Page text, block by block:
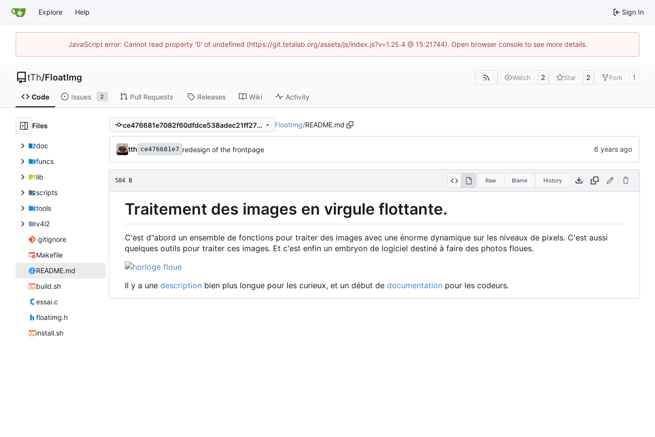
Explore Help Sign In
JavaScript error: Cannot read property '0' of undefined (https://git.tetalab.org/assets/js/index.js?v=1.25.4 @ 15:21744). Open browser console to see more details.
tTh/FloatImg Watch 2 Star 2 Fork 1
Code Issues 2 Pull Requests Releases Wiki Activity
Files
doc
funcs
lib
scripts
tools
v4l2
.gitignore
Makefile
README.md
build.sh
essai.c
floatimg.h
install.sh
ce476681e7082f60dfdce538adec21ff276f4d05 FloatImg/README.md
tth ce476681e7 redesign of the frontpage
584 B Raw Blame History
Traitement des images en virgule flottante.
C'est d"abord un ensemble de fonctions pour traiter des images avec une énorme dynamique sur les niveaux de pixels. C'est aussi
quelques outils pour traiter ces images. Et c'est enfin un embryon de logiciel destiné à faire des photos floues.
Il y a une description bien plus longue pour les curieux, et un début de documentation pour les codeurs.